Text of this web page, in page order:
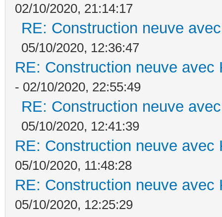
02/10/2020, 21:14:17
RE: Construction neuve
05/10/2020, 12:36:47
RE: Construction neuve avec
- 02/10/2020, 22:55:49
RE: Construction neuve
05/10/2020, 12:41:39
RE: Construction neuve avec
05/10/2020, 11:48:28
RE: Construction neuve avec
05/10/2020, 12:25:29